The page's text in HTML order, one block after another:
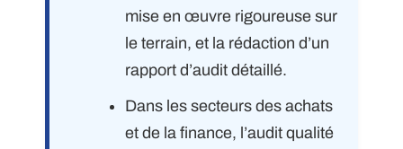
mise en œuvre rigoureuse sur
le terrain, et la rédaction d’un
rapport d’audit détaillé.
Dans les secteurs des achats
et de la finance, l’audit qualité